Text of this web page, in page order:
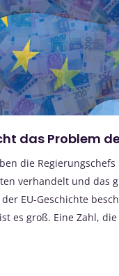
das Problem
die
verhandelt und das
EU-Geschichte
es groß. Eine Zahl,